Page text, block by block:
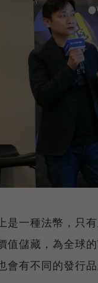
是一種法幣，只
值儲藏，為全球
會有不同的發行品